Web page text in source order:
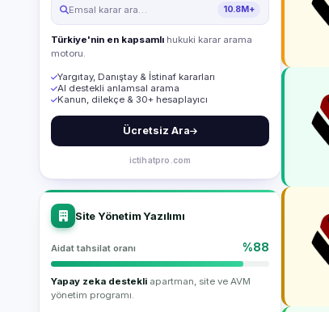
Emsal karar ara… 10.8M+
Türkiye'nin en kapsamlı hukuki karar arama
motoru.
Yargıtay, Danıştay & İstinaf kararları
AI destekli anlamsal arama
Kanun, dilekçe & 30+ hesaplayıcı
Ücretsiz Ara
ictihatpro.com
Site Yönetim Yazılımı
Aidat tahsilat oranı %88
Yapay zeka destekli apartman, site ve AVM
yönetim programı.